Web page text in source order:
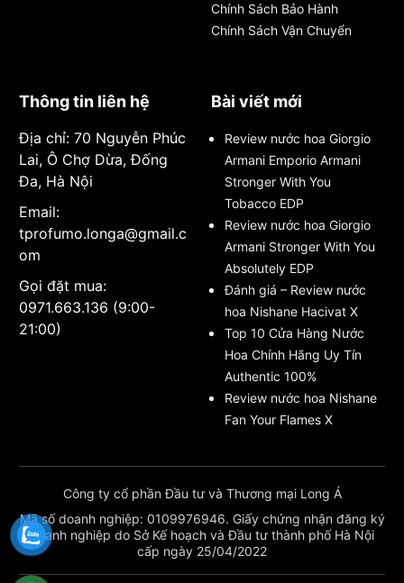
Chính Sách Bảo Hành
Chính Sách Vận Chuyển
Thông tin liên hệ
Địa chỉ: 70 Nguyễn Phúc
Lai, Ô Chợ Dừa, Đống
Đa, Hà Nội
Email:
tprofumo.longa@gmail.c
om
Gọi đặt mua:
0971.663.136 (9:00-
21:00)
Bài viết mới
Review nước hoa Giorgio
Armani Emporio Armani
Stronger With You
Tobacco EDP
Review nước hoa Giorgio
Armani Stronger With You
Absolutely EDP
Đánh giá – Review nước
hoa Nishane Hacivat X
Top 10 Cửa Hàng Nước
Hoa Chính Hãng Uy Tín
Authentic 100%
Review nước hoa Nishane
Fan Your Flames X
Công ty cổ phần Đầu tư và Thương mại Long Á
Mã số doanh nghiệp: 0109976946. Giấy chứng nhận đăng ký
doanh nghiệp do Sở Kế hoạch và Đầu tư thành phố Hà Nội
cấp ngày 25/04/2022